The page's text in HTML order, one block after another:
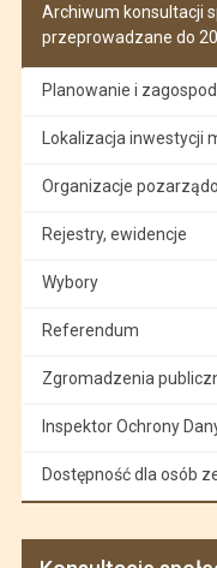
Archiwum konsultacji
przeprowadzane do
Planowanie i
Lokalizacja inwestycji
Organizacje
Rejestry, ewidencje
Wybory
Referendum
Zgromadzenia
Inspektor Ochrony
Dostępność dla osób